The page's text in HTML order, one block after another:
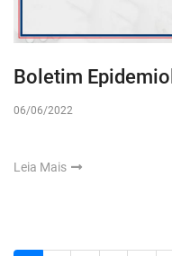
Boletim
06/06/2022
Leia Mais